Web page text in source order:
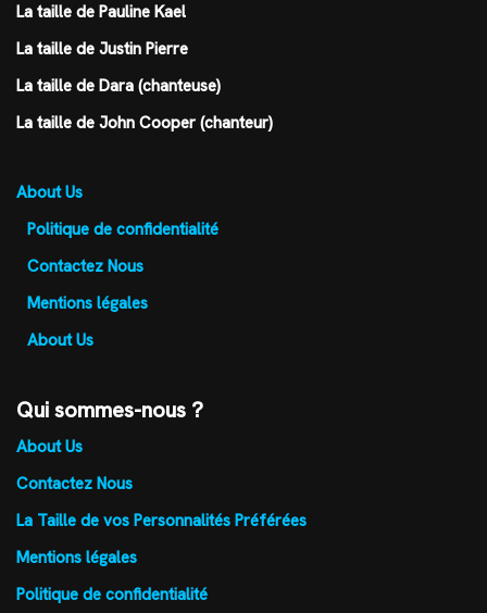
La taille de Pauline Kael
La taille de Justin Pierre
La taille de Dara (chanteuse)
La taille de John Cooper (chanteur)
About Us
Politique de confidentialité
Contactez Nous
Mentions légales
About Us
Qui sommes-nous ?
About Us
Contactez Nous
La Taille de vos Personnalités Préférées
Mentions légales
Politique de confidentialité